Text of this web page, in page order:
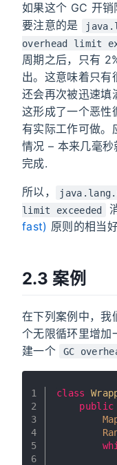
如果这个 GC 开
要注意的是
overhead limit
周期之后，只有
出。这意味着只有
还会再次被迅速填
这形成了一个恶性
有实际工作可做。
情况 – 本来几毫
完成.
所以，
limit exceeded
fast) 原则的相当
2.3 案例
在下列案例中，
个无限循环里增
建一个
GC
1
2
3
4
5
6
class
public